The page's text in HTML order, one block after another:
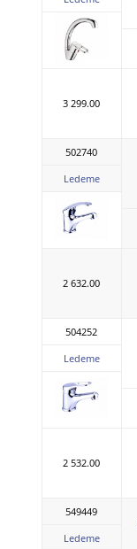
3 299.00
502740
Ledeme
2 632.00
504252
Ledeme
2 532.00
549449
Ledeme